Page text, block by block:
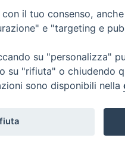
il tuo consenso,
e "targeting e
su "personalizza"
su "rifiuta" o chiudendo
sono disponibili nella